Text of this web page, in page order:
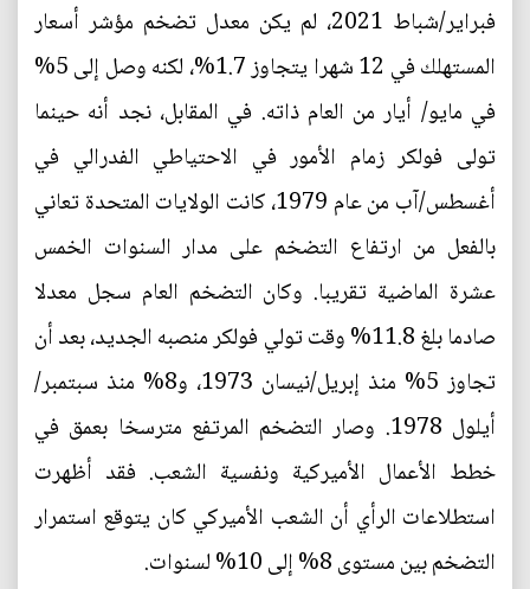
فبراير/شباط 2021، لم يكن معدل تضخم مؤشر أسعار
المستهلك في 12 شهرا يتجاوز 1.7%، لكنه وصل إلى 5%
في مايو/ أيار من العام ذاته. في المقابل، نجد أنه حينما
تولى فولكر زمام الأمور في الاحتياطي الفدرالي في
أغسطس/آب من عام 1979، كانت الولايات المتحدة تعاني
بالفعل من ارتفاع التضخم على مدار السنوات الخمس
عشرة الماضية تقريبا. وكان التضخم العام سجل معدلا
صادما بلغ 11.8% وقت تولي فولكر منصبه الجديد، بعد أن
تجاوز 5% منذ إبريل/نيسان 1973، و8% منذ سبتمبر/
أيلول 1978. وصار التضخم المرتفع مترسخا بعمق في
خطط الأعمال الأميركية ونفسية الشعب. فقد أظهرت
استطلاعات الرأي أن الشعب الأميركي كان يتوقع استمرار
التضخم بين مستوى 8% إلى 10% لسنوات.